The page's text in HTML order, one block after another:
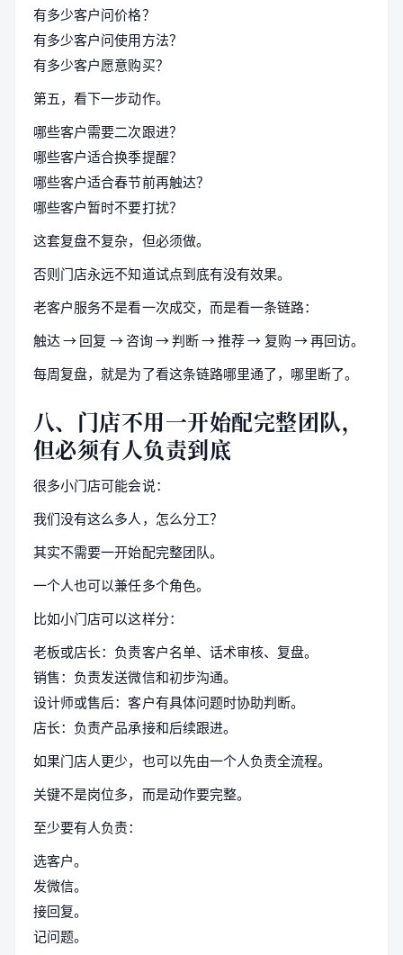
有多少客户问价格？
有多少客户问使用方法？
有多少客户愿意购买？
第五，看下一步动作。
哪些客户需要二次跟进？
哪些客户适合换季提醒？
哪些客户适合春节前再触达？
哪些客户暂时不要打扰？
这套复盘不复杂，但必须做。
否则门店永远不知道试点到底有没有效果。
老客户服务不是看一次成交，而是看一条链路：
触达 → 回复 → 咨询 → 判断 → 推荐 → 复购 → 再回访。
每周复盘，就是为了看这条链路哪里通了，哪里断了。
八、门店不用一开始配完整团队，
但必须有人负责到底
很多小门店可能会说：
我们没有这么多人，怎么分工？
其实不需要一开始配完整团队。
一个人也可以兼任多个角色。
比如小门店可以这样分：
老板或店长：负责客户名单、话术审核、复盘。
销售：负责发送微信和初步沟通。
设计师或售后：客户有具体问题时协助判断。
店长：负责产品承接和后续跟进。
如果门店人更少，也可以先由一个人负责全流程。
关键不是岗位多，而是动作要完整。
至少要有人负责：
选客户。
发微信。
接回复。
记问题。